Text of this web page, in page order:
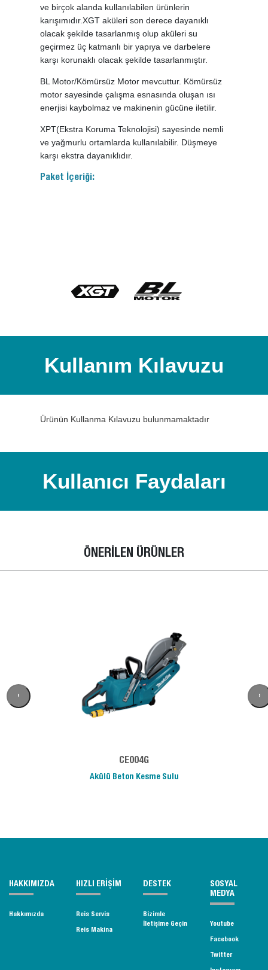
ve birçok alanda kullanılabilen ürünlerin
karışımıdır.XGT aküleri son derece dayanıklı
olacak şekilde tasarlanmış olup aküleri su
geçirmez üç katmanlı bir yapıya ve darbelere
karşı korunaklı olacak şekilde tasarlanmıştır.
BL Motor/Kömürsüz Motor mevcuttur. Kömürsüz
motor sayesinde çalışma esnasında oluşan ısı
enerjisi kaybolmaz ve makinenin gücüne iletilir.
XPT(Ekstra Koruma Teknolojisi) sayesinde nemli
ve yağmurlu ortamlarda kullanılabilir. Düşmeye
karşı ekstra dayanıklıdır.
Paket İçeriği:
Kullanım Kılavuzu
Ürünün Kullanma Kılavuzu bulunmamaktadır
Kullanıcı Faydaları
ÖNERİLEN ÜRÜNLER
CE004G
Akülü Beton Kesme Sulu
‹ ›
HAKKIMIZDA
Hakkımızda
HIZLI ERİŞİM
Reis Servis
Reis Makina
DESTEK
Bizimle
İletişime Geçin
SOSYAL
MEDYA
Youtube
Facebook
Twitter